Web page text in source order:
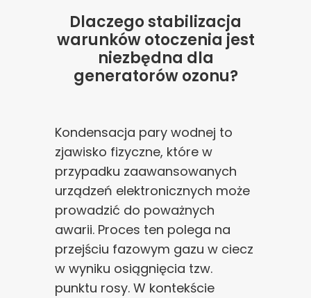
Dlaczego stabilizacja
warunków otoczenia jest
niezbędna dla
generatorów ozonu?
Kondensacja pary wodnej to
zjawisko fizyczne, które w
przypadku zaawansowanych
urządzeń elektronicznych może
prowadzić do poważnych
awarii. Proces ten polega na
przejściu fazowym gazu w ciecz
w wyniku osiągnięcia tzw.
punktu rosy. W kontekście